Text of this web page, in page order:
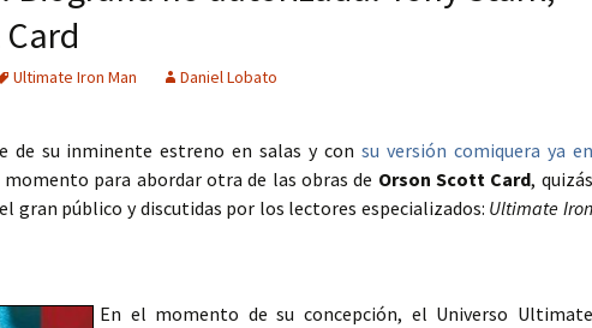
Ultimate Iron Man Daniel Lobato
de su inminente estreno en salas y consu versión comiquera ya en
momento para abordar otra de las obras de Orson Scott Card, quizás
gran público y discutidas por los lectores especializados: Ultimate Iron
En el momento de su concepción, el Universo Ultimate